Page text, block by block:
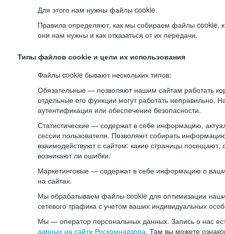
Для этого нам нужны файлы cookie.
Правила определяют, как мы собираем файлы cookie,
они нам нужны и как отказаться от их передачи.
Типы файлов cookie и цели их использования
Файлы cookie бывают нескольких типов:
Обязательные — позволяют нашим сайтам работать
отдельные его функции могут работать неправильно.
аутентификация или обеспечение безопасности.
Статистические — содержат в себе информацию,
сессии пользователя. Позволяют собирать
взаимодействуют с сайтом: какие страницы посещают,
возникают ли ошибки.
Маркетинговые — содержат в себе информацию о
на сайтах.
Мы обрабатываем файлы cookie для оптимизации
сетевого трафика с учетом ваших индивидуальных
Мы — оператор персональных данных. Запись о нас
данных на сайте Роскомнадзора. Там вы можете